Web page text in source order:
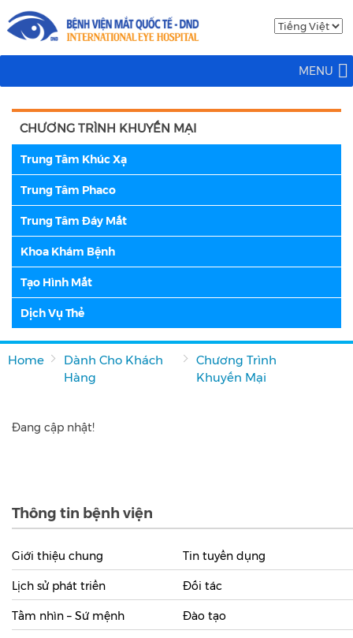
MENU
CHƯƠNG TRÌNH KHUYẾN MẠI
Trung Tâm Khúc Xạ
Trung Tâm Phaco
Trung Tâm Đáy Mắt
Khoa Khám Bệnh
Tạo Hình Mắt
Dịch Vụ Thẻ
Home
Dành Cho Khách
Hàng
Chương Trình
Khuyến Mại
Đang cập nhật!
Thông tin bệnh viện
Giới thiệu chung
Lịch sử phát triển
Tầm nhìn – Sứ mệnh
Tin tuyển dụng
Đối tác
Đào tạo